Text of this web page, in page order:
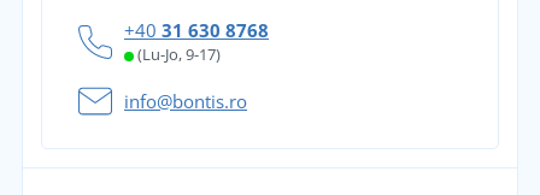
+40 31 630 8768
(Lu-Jo, 9-17)
info@bontis.ro